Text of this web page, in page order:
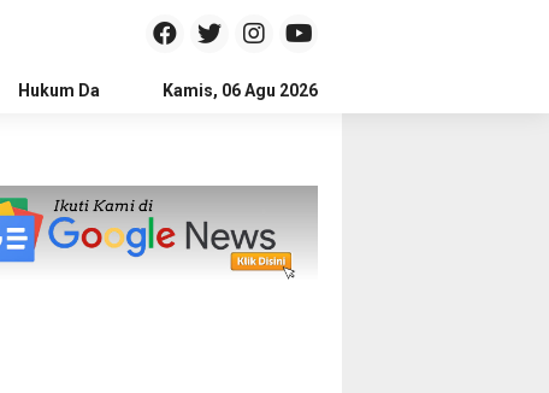
Hukum Dan Kriminal Politik Pendidikan
Kamis, 06 Agu 2026